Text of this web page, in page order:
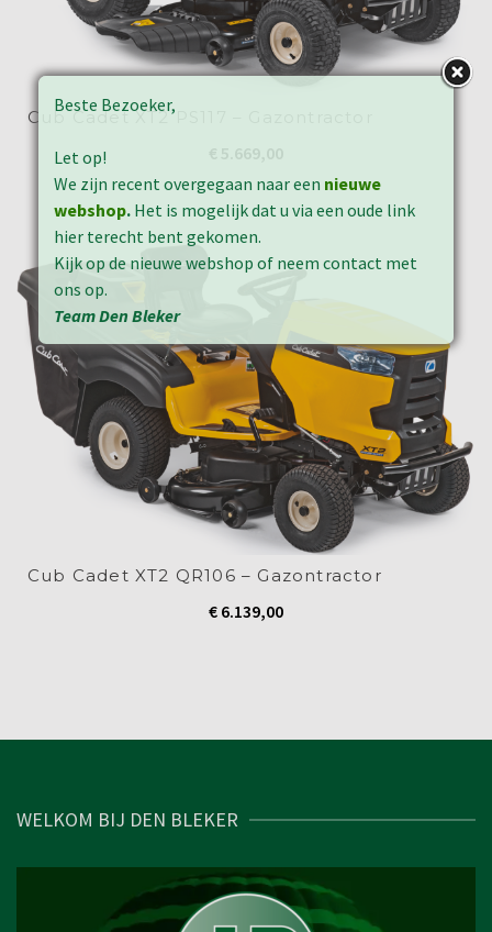
Cub Cadet XT2 PS117 – Gazontractor
Cub Cadet XT2 QR106 – Gazontractor
€ 6.139,00
WELKOM BIJ DEN BLEKER
Beste Bezoeker,
Let op!
We zijn recent overgegaan naar een nieuwe
webshop. Het is mogelijk dat u via een oude link
hier terecht bent gekomen.
Kijk op de nieuwe webshop of neem contact met
ons op.
Team Den Bleker